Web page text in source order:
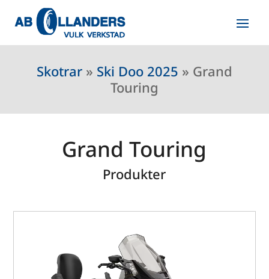
Skotrar» Ski Doo 2025 » Grand
Touring
Grand Touring
Produkter